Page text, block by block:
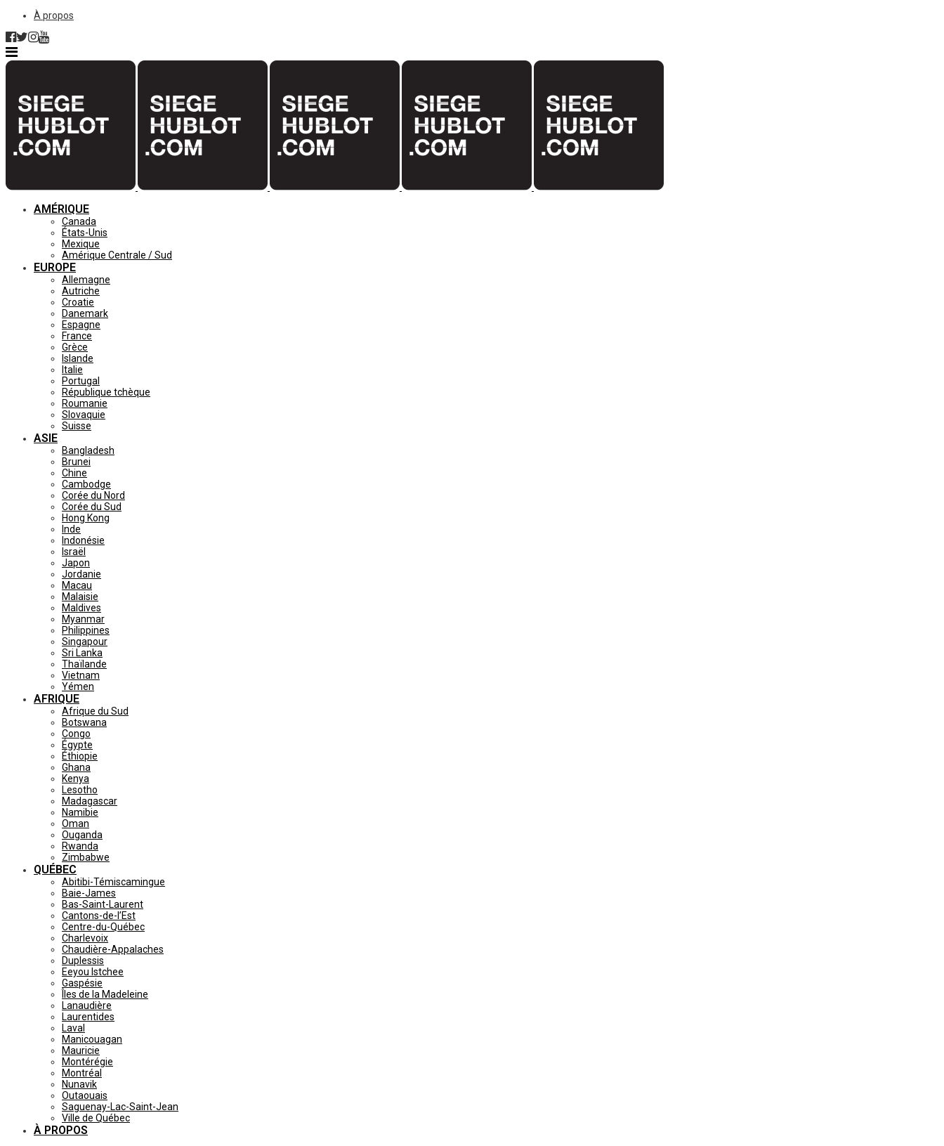
À propos
AMÉRIQUE
Canada
États-Unis
Mexique
Amérique Centrale / Sud
EUROPE
Allemagne
Autriche
Croatie
Danemark
Espagne
France
Grèce
Islande
Italie
Portugal
République tchèque
Roumanie
Slovaquie
Suisse
ASIE
Bangladesh
Brunei
Chine
Cambodge
Corée du Nord
Corée du Sud
Hong Kong
Inde
Indonésie
Israël
Japon
Jordanie
Macau
Malaisie
Maldives
Myanmar
Philippines
Singapour
Sri Lanka
Thaïlande
Vietnam
Yémen
AFRIQUE
Afrique du Sud
Botswana
Congo
Égypte
Éthiopie
Ghana
Kenya
Lesotho
Madagascar
Namibie
Oman
Ouganda
Rwanda
Zimbabwe
QUÉBEC
Abitibi-Témiscamingue
Baie-James
Bas-Saint-Laurent
Cantons-de-l’Est
Centre-du-Québec
Charlevoix
Chaudière-Appalaches
Duplessis
Eeyou Istchee
Gaspésie
Îles de la Madeleine
Lanaudière
Laurentides
Laval
Manicouagan
Mauricie
Montérégie
Montréal
Nunavik
Outaouais
Saguenay-Lac-Saint-Jean
Ville de Québec
À PROPOS